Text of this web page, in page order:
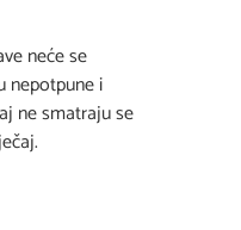
neće se
nepotpune i
ne smatraju se